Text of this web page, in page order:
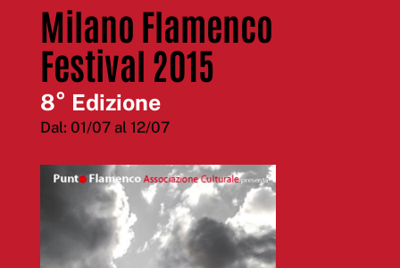
Milano Flamenco
Festival 2015
8° Edizione
Dal: 01/07 al 12/07